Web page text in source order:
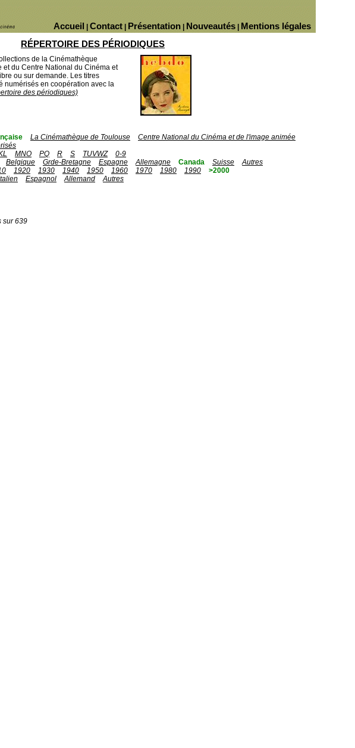
Mentions légales
Nouveautés
Présentation
Contact
Accueil
RÉPERTOIRE DES PÉRIODIQUES
de la Cinémathèque
du Centre National du Cinéma et
ou sur demande. Les titres
numérisés en coopération avec la
des périodiques)
La Cinémathèque de Toulouse
Centre National du Cinéma et de l'image animée
MNO PQ R S TUVWZ
0-9
Belgique Grde-Bretagne Espagne Allemagne Canada Suisse
Autres
1920 1930 1940 1950 1960 1970 1980 1990
>2000
Espagnol Allemand
Autres
sur 639